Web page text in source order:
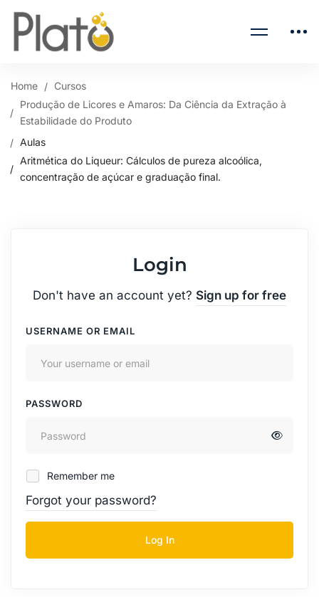
Home
Cursos
Produção de Licores e Amaros: Da Ciência da Extração à
Estabilidade do Produto
Aulas
Aritmética do Liqueur: Cálculos de pureza alcoólica,
concentração de açúcar e graduação final.
Login
Don't have an account yet? Sign up for free
USERNAME OR EMAIL
PASSWORD
Remember me
Forgot your password?
Log In